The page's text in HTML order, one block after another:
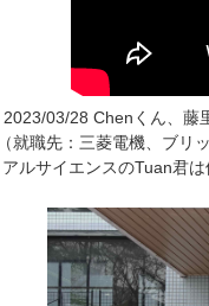
2023/03/28 Chenくん、藤
（就職先：三菱電機、ブ
アルサイエンスのTuan君